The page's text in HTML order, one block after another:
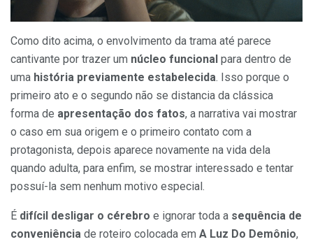
Como dito acima, o envolvimento da trama até parece
cantivante por trazer um núcleo funcional para dentro de
uma história previamente estabelecida. Isso porque o
primeiro ato e o segundo não se distancia da clássica
forma de apresentação dos fatos, a narrativa vai mostrar
o caso em sua origem e o primeiro contato com a
protagonista, depois aparece novamente na vida dela
quando adulta, para enfim, se mostrar interessado e tentar
possuí-la sem nenhum motivo especial.
É difícil desligar o cérebro e ignorar toda a sequência de
conveniência de roteiro colocada em A Luz Do Demônio,